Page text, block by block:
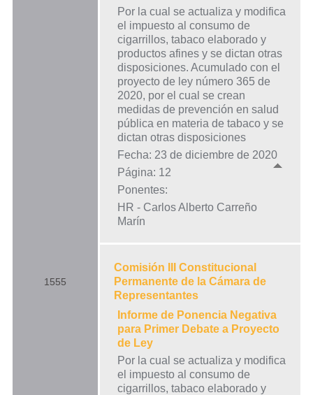
1555
Por la cual se actualiza y modifica
el impuesto al consumo de
cigarrillos, tabaco elaborado y
productos afines y se dictan otras
disposiciones. Acumulado con el
proyecto de ley número 365 de
2020, por el cual se crean
medidas de prevención en salud
pública en materia de tabaco y se
dictan otras disposiciones
Fecha: 23 de diciembre de 2020
Página: 12
Ponentes:
HR - Carlos Alberto Carreño
Marín
Comisión III Constitucional
Permanente de la Cámara de
Representantes
Informe de Ponencia Negativa
para Primer Debate a Proyecto
de Ley
Por la cual se actualiza y modifica
el impuesto al consumo de
cigarrillos, tabaco elaborado y